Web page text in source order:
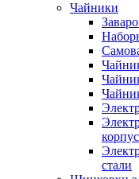
Чайники
стали